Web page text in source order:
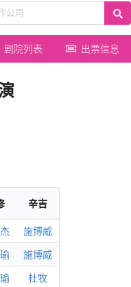
剧院列表 出票信息
辛吉
施博威
施博威
杜牧